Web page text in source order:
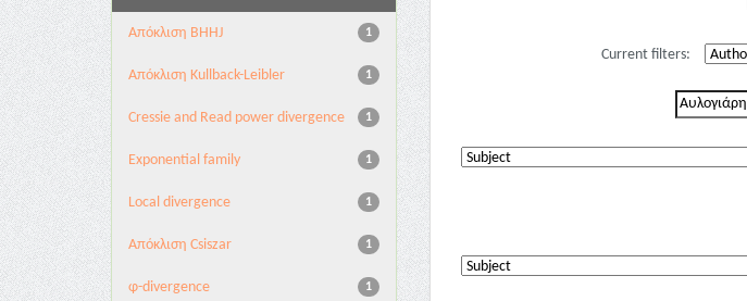
1
Aπόκλιση BHHJ
1
Aπόκλιση Kullback-Leibler
1
Cressie and Read power divergence
1
Exponential family
1
Local divergence
1
Απόκλιση Csiszar
1
φ-divergence
Current filters: